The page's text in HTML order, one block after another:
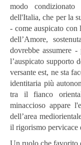
modo
dell'Italia, che per la
- come auspicato
dell’Amore,
dovrebbe assumere
l’auspicato supporto
versante est, ne sta
identitaria più
tra il fianco
minaccioso appare
dell’area
il rigorismo pervicace
Un ruolo che favorito